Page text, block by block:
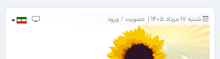
شنبه ۱۷ مرداد ۱۴۰۵ | عضویت/ورود